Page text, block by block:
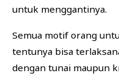
untuk menggantinya.
Semua motif orang
tentunya bisa
dengan tunai maupun